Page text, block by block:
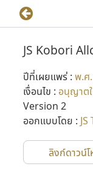
ในเวอร์ชั่นแรกๆ ฟ
แล้วจึงพัฒนาขึ้นเป็
และ TrueType ใน
มีการปรับปรุงฟ
หลังจากที่ไมโคร
JS Kobori
ปีที่เผยแพร่ : พ.ศ
เงื่อนไข : อนุญาต
Version 2
ออกแบบโดย :
ลิงก์ดาวน์